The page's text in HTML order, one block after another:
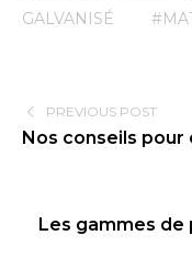
GALVANISÉ
PREVIOUS POST
Nos conseils pour
Les gammes de